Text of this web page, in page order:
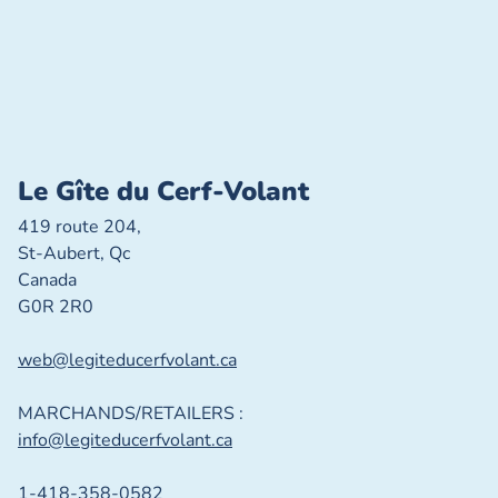
Le Gîte du Cerf-Volant
419 route 204,
St-Aubert, Qc
Canada
G0R 2R0
web@legiteducerfvolant.ca
MARCHANDS/RETAILERS :
info@legiteducerfvolant.ca